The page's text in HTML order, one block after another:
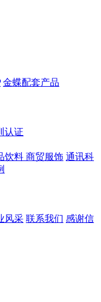
金蝶配套产品
认证
饮料 商贸服饰 通讯科
风采 联系我们 感谢信